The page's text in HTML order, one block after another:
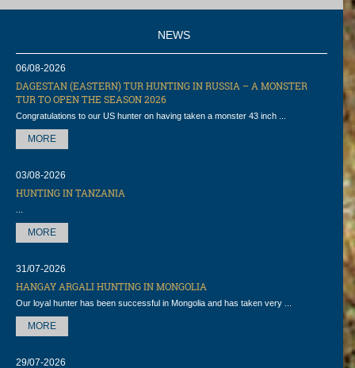
06/08-2026
DAGESTAN (EASTERN) TUR HUNTING IN RUSSIA – A MONSTER
TUR TO OPEN THE SEASON 2026
Congratulations to our US hunter on having taken a monster 43 inch ...
MORE
03/08-2026
HUNTING IN TANZANIA
MORE
31/07-2026
HANGAY ARGALI HUNTING IN MONGOLIA
Our loyal hunter has been successful in Mongolia and has taken very ...
MORE
29/07-2026